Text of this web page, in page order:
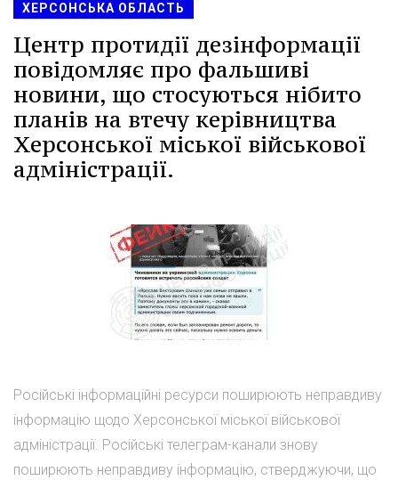
ХЕРСОНСЬКА ОБЛАСТЬ
Центр протидії дезінформації
повідомляє про фальшиві
новини, що стосуються нібито
планів на втечу керівництва
Херсонської міської військової
адміністрації.
Російські інформаційні ресурси поширюють неправдиву
інформацію щодо Херсонської міської військової
адміністрації. Російські телеграм-канали знову
поширюють неправдиву інформацію, стверджуючи, що